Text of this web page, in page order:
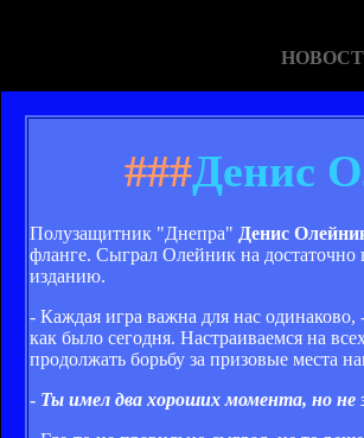
###Денис
Полузащитник "Днепра" Денис
фланге. Сыграл Олейник на
изданию.
- Каждая игра важна для нас одинаково,
как было сегодня. Настраиваемся на
продолжать борьбу за призовые места
- Ты имел два хороших момента, но не